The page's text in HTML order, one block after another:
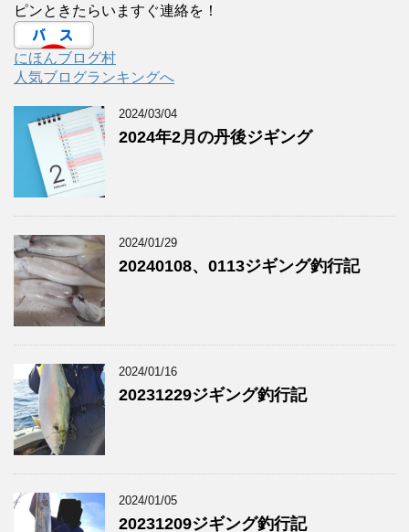
ピンときたらいますぐ連絡を！
にほんブログ村
人気ブログランキングへ
2024/03/04
2024年2月の丹後ジギング
2024/01/29
20240108、0113ジギング釣行記
2024/01/16
20231229ジギング釣行記
2024/01/05
20231209ジギング釣行記